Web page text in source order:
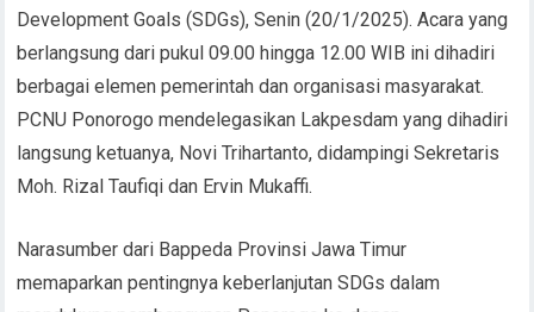
Development Goals (SDGs), Senin (20/1/2025). Acara yang
berlangsung dari pukul 09.00 hingga 12.00 WIB ini dihadiri
berbagai elemen pemerintah dan organisasi masyarakat.
PCNU Ponorogo mendelegasikan Lakpesdam yang dihadiri
langsung ketuanya, Novi Trihartanto, didampingi Sekretaris
Moh. Rizal Taufiqi dan Ervin Mukaffi.
Narasumber dari Bappeda Provinsi Jawa Timur
memaparkan pentingnya keberlanjutan SDGs dalam